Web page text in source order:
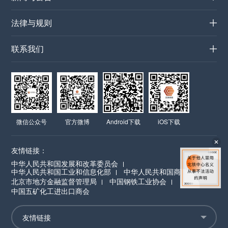
法律与规则
联系我们
微信公众号 官方微博 Android下载 iOS下载
友情链接：
中华人民共和国发展和改革委员会
中华人民共和国工业和信息化部
中华人民共和国商务部
北京市地方金融监督管理局
中国钢铁工业协会
中国五矿化工进出口商会